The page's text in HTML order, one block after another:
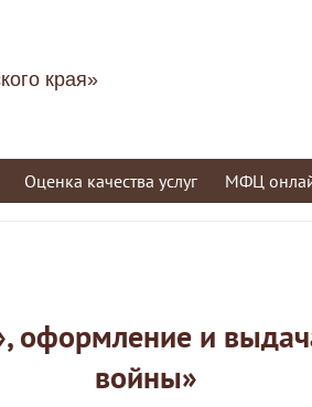
края»
Оценка качества услуг МФЦ
оформление и
войны»